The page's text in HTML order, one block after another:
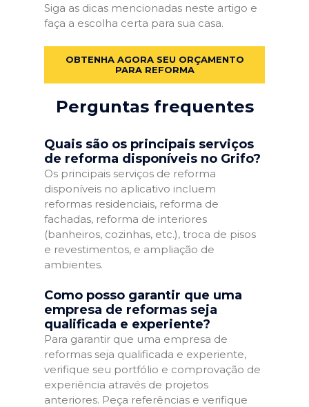
Siga as dicas mencionadas neste artigo e
faça a escolha certa para sua casa.
OBTENHA AGORA SEU ORÇAMENTO
PARA REFORMA
Perguntas frequentes
Quais são os principais serviços
de reforma disponíveis no Grifo?
Os principais serviços de reforma
disponíveis no aplicativo incluem
reformas residenciais, reforma de
fachadas, reforma de interiores
(banheiros, cozinhas, etc.), troca de pisos
e revestimentos, e ampliação de
ambientes.
Como posso garantir que uma
empresa de reformas seja
qualificada e experiente?
Para garantir que uma empresa de
reformas seja qualificada e experiente,
verifique seu portfólio e comprovação de
experiência através de projetos
anteriores. Peça referências e verifique